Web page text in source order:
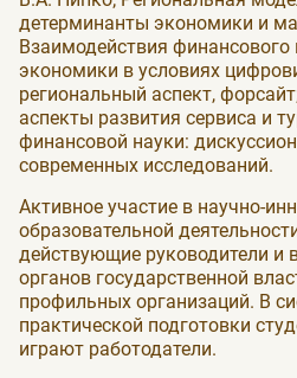
детерминанты экономики и
Взаимодействия финансового
экономики в условиях
региональный аспект,
аспекты развития сервиса и
финансовой науки:
современных исследований.
Активное участие в научно-
образовательной
действующие руководители и
органов государственной
профильных организаций. В
практической подготовки
играют работодатели.